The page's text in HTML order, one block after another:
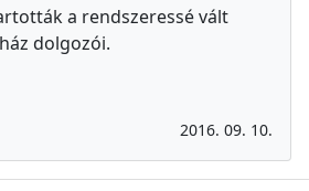
a rendszeressé vált
dolgozói.
2016. 09. 10.